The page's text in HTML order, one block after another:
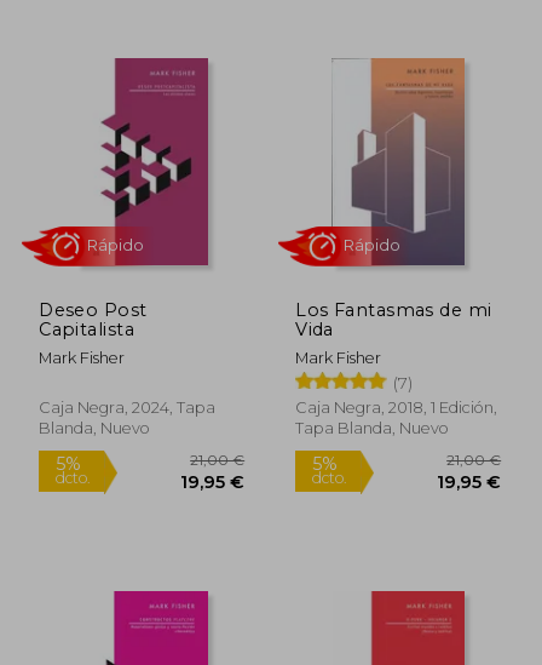
Deseo Post
Capitalista
Mark Fisher
Caja Negra, 2024, Tapa
Blanda, Nuevo
Los Fantasmas de mi
Vida
Mark Fisher
(7)
Caja Negra, 2018, 1 Edición,
Tapa Blanda, Nuevo
Rápido